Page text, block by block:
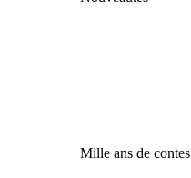
Mille ans de contes